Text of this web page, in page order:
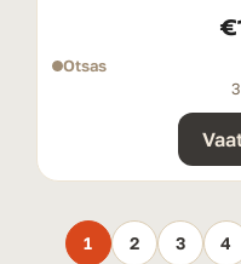
€
Otsas
1 2 3 4